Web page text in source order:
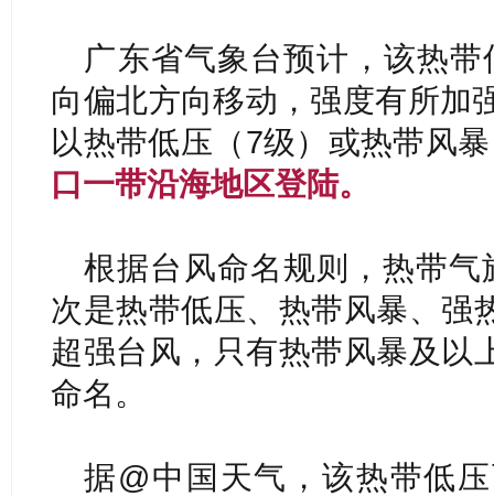
广东省气象台预计，该热
向偏北方向移动，强度有所加
以热带低压（7级）或热带风
口一带沿海地区登陆。
根据台风命名规则，热带
次是热带低压、热带风暴、强
超强台风，只有热带风暴及以
命名。
据@中国天气，该热带低压